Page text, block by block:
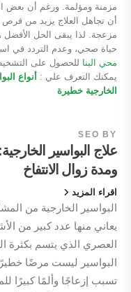
مزمنة ومؤلمة. ورغم أن بعض
أن تجاهل العلاج يزيد من
مزعجة. لذا يبقى الحل
حياة صحي، وعدم التردد في
محي البنا للحصول على
يمكنك التعرف علي : أنواع
الخارجية خطيرة
BY
SEO
علاج البواسير
ومدة زوال الانتفاخ
اقراء المزيد
البواسير الخارجية من
يعاني منها عدد كبير من
العصري الذي يتسم بكثرة
البواسير ليست مرضًا
تسبب إزعاجًا وألمًا كبيرًا